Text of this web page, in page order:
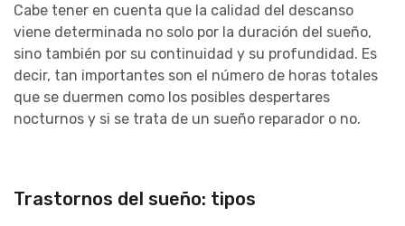
Cabe tener en cuenta que la calidad del descanso
viene determinada no solo por la duración del sueño,
sino también por su continuidad y su profundidad. Es
decir, tan importantes son el número de horas totales
que se duermen como los posibles despertares
nocturnos y si se trata de un sueño reparador o no.
Trastornos del sueño: tipos